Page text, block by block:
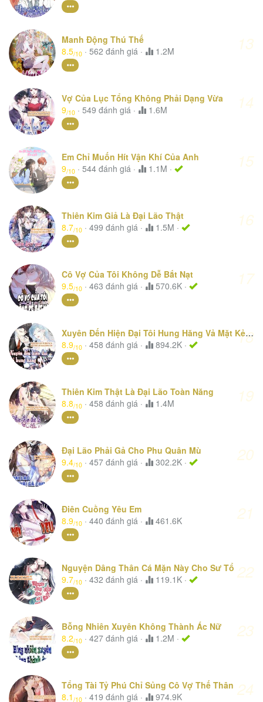
Manh Động Thú Thế
8.5/10 · 562 đánh giá · 1.2M 13
Vợ Của Lục Tổng Không Phải Dạng Vừa
9/10 · 549 đánh giá · 1.6M 14
Em Chỉ Muốn Hít Vận Khí Của Anh
9/10 · 544 đánh giá · 1.1M · 15
Thiên Kim Giả Là Đại Lão Thật
8.7/10 · 499 đánh giá · 1.5M · 16
Cô Vợ Của Tôi Không Dễ Bắt Nạt
9.5/10 · 463 đánh giá · 570.6K · 17
Xuyên Đến Hiện Đại Tôi Hung Hăng Vả Mặt Kẻ Thù
8.9/10 · 458 đánh giá · 894.2K · 18
Thiên Kim Thật Là Đại Lão Toàn Năng
8.8/10 · 458 đánh giá · 1.4M 19
Đại Lão Phải Gả Cho Phu Quân Mù
9.4/10 · 457 đánh giá · 302.2K · 20
Điên Cuồng Yêu Em
8.9/10 · 440 đánh giá · 461.6K 21
Nguyện Dâng Thân Cá Mặn Này Cho Sư Tổ
9.7/10 · 432 đánh giá · 119.1K · 22
Bỗng Nhiên Xuyên Không Thành Ác Nữ
8.2/10 · 427 đánh giá · 1.2M · 23
Tổng Tài Tỷ Phú Chỉ Sủng Cô Vợ Thế Thân
8.1 /10 · 419 đánh giá · 974.9K 24